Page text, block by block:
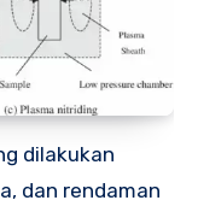
dilakukan
dan rendaman